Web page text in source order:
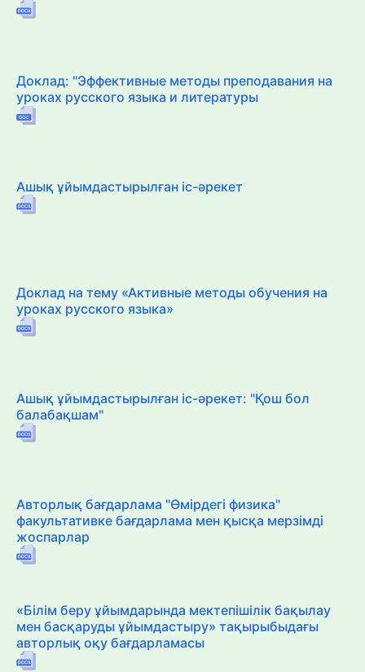
Доклад: "Эффективные методы преподавания на
уроках русского языка и литературы
Ашық ұйымдастырылған іс-әрекет
Доклад на тему «Активные методы обучения на
уроках русского языка»
Ашық ұйымдастырылған іс-әрекет: "Қош бол
балабақшам"
Авторлық бағдарлама "Өмірдегі физика"
факультативке бағдарлама мен қысқа мерзімді
жоспарлар
«Білім беру ұйымдарында мектепішілік бақылау
мен басқаруды ұйымдастыру» тақырыбыдағы
авторлық оқу бағдарламасы